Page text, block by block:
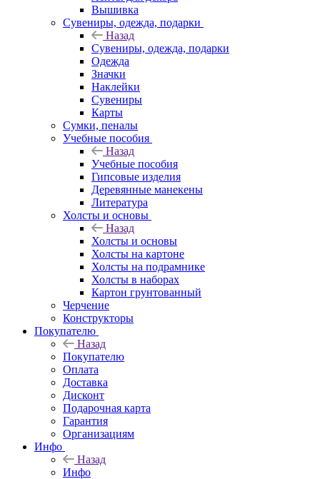
Вышивка
Сувениры, одежда, подарки
Назад
Сувениры, одежда, подарки
Одежда
Значки
Наклейки
Сувениры
Карты
Сумки, пеналы
Учебные пособия
Назад
Учебные пособия
Гипсовые изделия
Деревянные манекены
Литература
Холсты и основы
Назад
Холсты и основы
Холсты на картоне
Холсты на подрамнике
Холсты в наборах
Картон грунтованный
Черчение
Конструкторы
Покупателю
Назад
Покупателю
Оплата
Доставка
Дисконт
Подарочная карта
Гарантия
Организациям
Инфо
Назад
Инфо